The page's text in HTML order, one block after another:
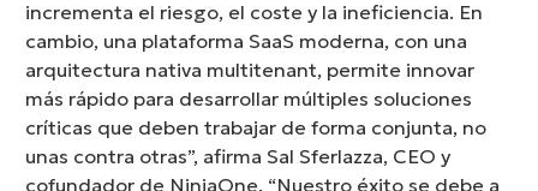
incrementa el riesgo, el coste y la ineficiencia. En
cambio, una plataforma SaaS moderna, con una
arquitectura nativa multitenant, permite innovar
más rápido para desarrollar múltiples soluciones
críticas que deben trabajar de forma conjunta, no
unas contra otras”, afirma Sal Sferlazza, CEO y
cofundador de NinjaOne. “Nuestro éxito se debe a